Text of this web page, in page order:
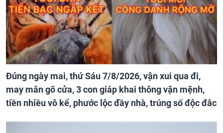
Đúng ngày mai, thứ Sáu 7/8/2026, vận xui qua đi,
may mắn gõ cửa, 3 con giáp khai thông vận mệnh,
tiền nhiều vô kể, phước lộc đầy nhà, trúng số độc đắc